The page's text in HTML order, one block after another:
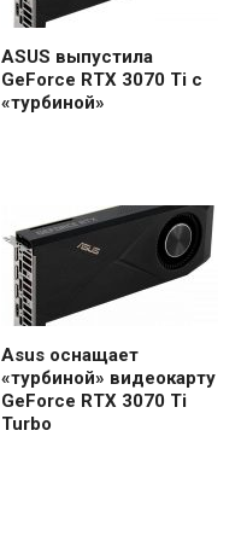
ASUS выпустила
GeForce RTX 3070 Ti с
«турбиной»
Asus оснащает
«турбиной» видеокарту
GeForce RTX 3070 Ti
Turbo